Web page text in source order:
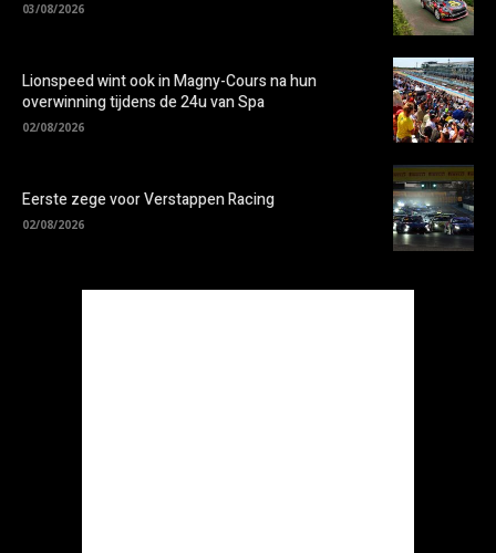
03/08/2026
Lionspeed wint ook in Magny-Cours na hun
overwinning tijdens de 24u van Spa
02/08/2026
Eerste zege voor Verstappen Racing
02/08/2026